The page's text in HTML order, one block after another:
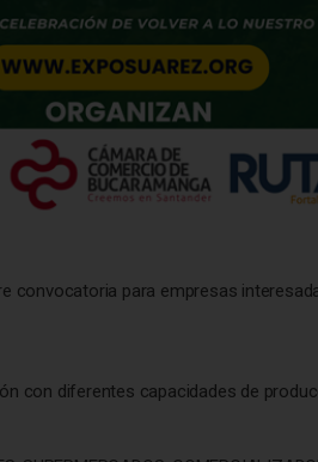
convocatoria para empresas
con diferentes capacidades de